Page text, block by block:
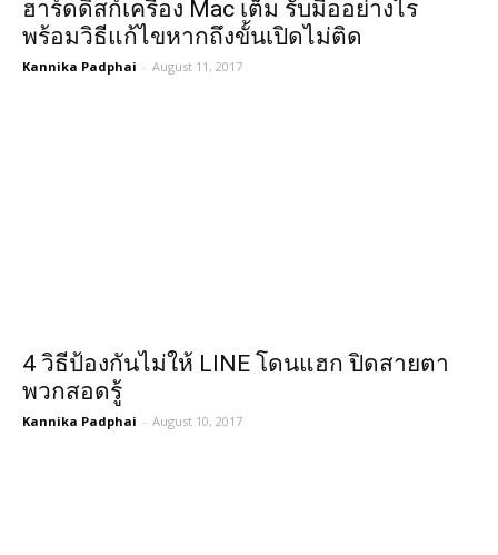
ฮาร์ดดิสก์เครื่อง Mac เต็ม รับมืออย่างไร
พร้อมวิธีแก้ไขหากถึงขั้นเปิดไม่ติด
Kannika Padphai - August 11, 2017
4 วิธีป้องกันไม่ให้ LINE โดนแฮก ปิดสายตา
พวกสอดรู้
Kannika Padphai - August 10, 2017